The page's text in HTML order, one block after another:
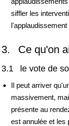
siffler les
3. Ce qu'on
3.1 le vote de
Il peut arriver
massivement,
présente au
est annulée et les